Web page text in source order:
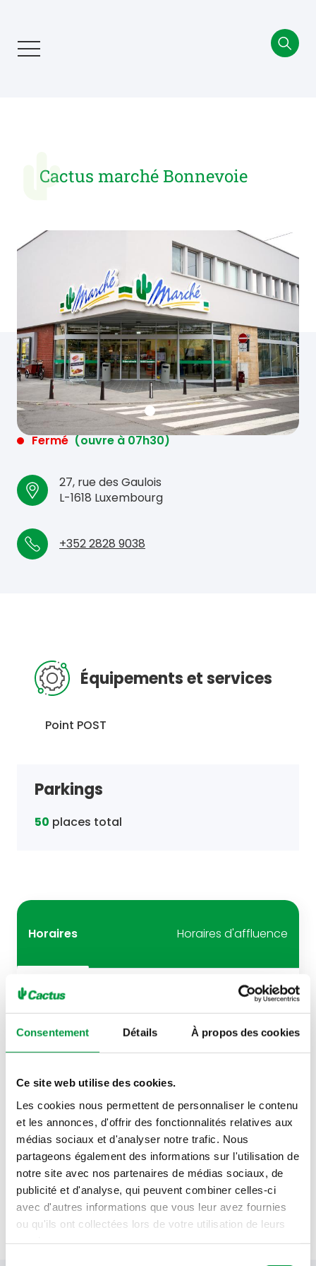
Consentement Détails À propos des cookies
Ce site web utilise des cookies.
Les cookies nous permettent de personnaliser le contenu
et les annonces, d'offrir des fonctionnalités relatives aux
médias sociaux et d'analyser notre trafic. Nous
partageons également des informations sur l'utilisation de
notre site avec nos partenaires de médias sociaux, de
publicité et d'analyse, qui peuvent combiner celles-ci
avec d'autres informations que vous leur avez fournies
ou qu'ils ont collectées lors de votre utilisation de leurs
Cactus marché Bonnevoie
Fermé (ouvre à 07h30)
27, rue des Gaulois
L-1618 Luxembourg
+352 2828 9038
Équipements et services
Point POST
Parkings
50 places total
Horaires Horaires d'affluence
Samedi 8 août 07h30 - 19h30
Dimanche 9 août
Lundi 10 août 07h30 - 20h00
Mardi 11 août 07h30 - 20h00
Mercredi 12 août 07h30 - 20h00
Jeudi 13 août 07h30 - 20h00